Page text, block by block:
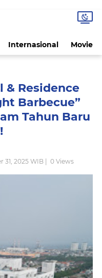
Internasional Movie
& Residence
Barbecue”
Tahun Baru
2025 WIB | 0Views